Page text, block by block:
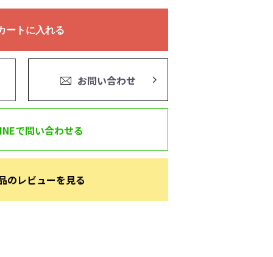
ートに入れる
お問い合わせ
で問い合わせる
のレビューを見る